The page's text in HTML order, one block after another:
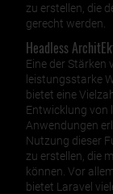
zu erstellen, die
gerecht werden.
Headless
Eine der Stärken
leistungsstarke
bietet eine
Entwicklung von
Anwendungen
Nutzung dieser
zu erstellen, die
können. Vor
bietet Laravel